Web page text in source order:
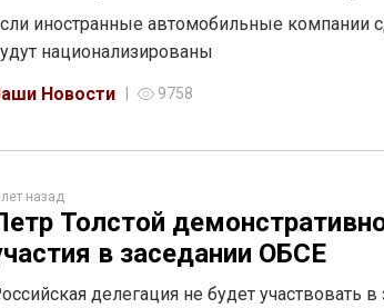
иностранные автомобильные компании
национализированы
Новости
9758
назад
Толстой
в заседании ОБСЕ
делегация не будет участвовать